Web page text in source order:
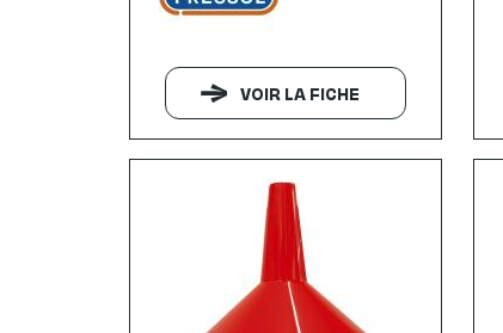
VOIR LA FICHE